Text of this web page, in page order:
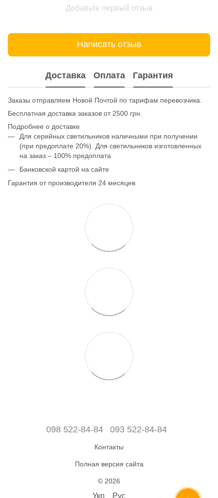
Добавьте первый отзыв
Написать отзыв
Доставка Оплата Гарантия
Заказы отправляем Новой Почтой по тарифам перевозчика.
Бесплатная доставка заказов от 2500 грн.
Подробнее о доставке
Для серийных светильников наличными при получении
(при предоплате 20%). Для светильников изготовленных
на заказ – 100% предоплата
Банковской картой на сайте
Гарантия от производителя 24 месяцев
098 522-84-84 093 522-84-84
Контакты
Полная версия сайта
© 2026
Укр Рус